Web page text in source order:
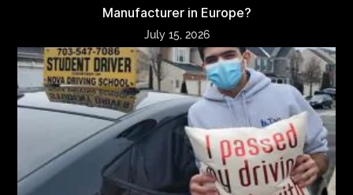
Manufacturer in Europe?
July 15, 2026